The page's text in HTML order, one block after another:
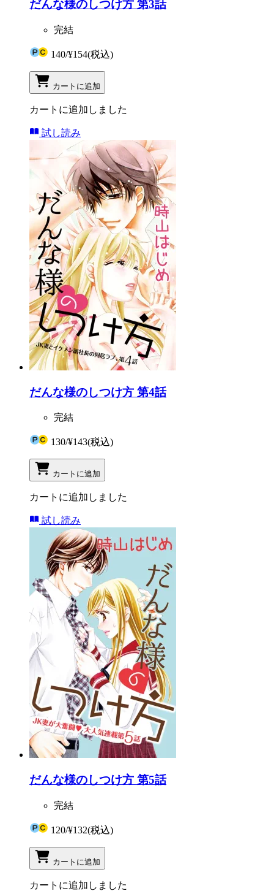
だんな様のしつけ方 第3話
完結
140/¥154(税込)
カートに追加
カートに追加しました
試し読み
だんな様のしつけ方 第4話
完結
130/¥143(税込)
カートに追加
カートに追加しました
試し読み
だんな様のしつけ方 第5話
完結
120/¥132(税込)
カートに追加
カートに追加しました